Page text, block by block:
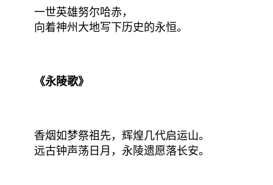
一世英雄努尔哈赤，
向着神州大地写下历史的永恒。
《永陵歌》
香烟如梦祭祖先，辉煌几代启运山。
远古钟声荡日月，永陵遗愿落长安。